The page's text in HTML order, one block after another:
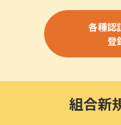
各種認
登
組合新